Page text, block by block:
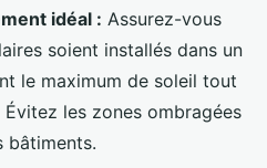
idéal : Assurez-vous
soient installés dans un
le maximum de soleil tout
les zones ombragées
bâtiments.